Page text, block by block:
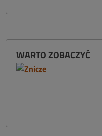
WARTO ZOBACZYĆ